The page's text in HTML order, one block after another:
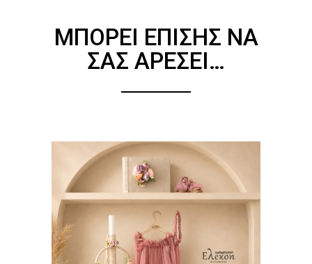
ΜΠΟΡΕΊ ΕΠΊΣΗΣ ΝΑ
ΣΑΣ ΑΡΈΣΕΙ…